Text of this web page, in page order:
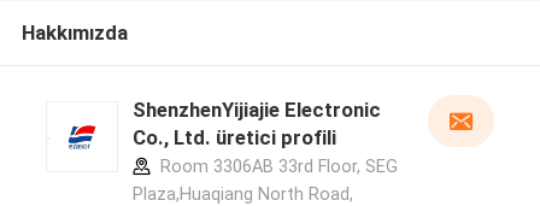
Hakkımızda
ShenzhenYijiajie Electronic
Co., Ltd. üretici profili
Room 3306AB 33rd Floor, SEG
Plaza,Huaqiang North Road,